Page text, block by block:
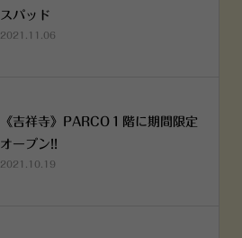
スパッド
2021.11.06
《吉祥寺》PARCO１階に期間限定
オープン!!
2021.10.19